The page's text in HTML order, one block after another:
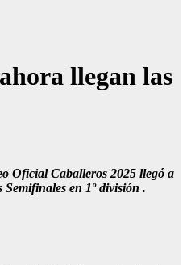
llegan las
Oficial Caballeros 2025 llegó a
en 1º división .